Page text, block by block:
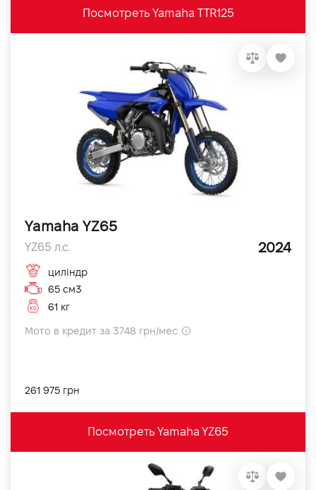
Посмотреть Yamaha TTR125
Yamaha YZ65
YZ65 л.с. 2024
циліндр
65 см3
61 кг
Мото в кредит за 3748 грн/мес
261 975 грн
Посмотреть Yamaha YZ65